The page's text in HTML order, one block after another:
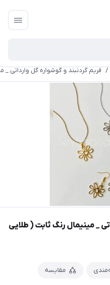
/ فریم گردنبند و گوشواره گل وارداتی
_ مینیمال رنگ ثابت ( طلایی
مقایسه